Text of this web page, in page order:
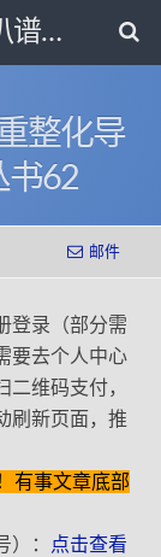
【万紫千红】音乐歌曲扒谱打带和电子书影视剧资源网
整化导
书62
邮件
登录（部分需
要去个人中心
维码支付，
刷新页面，推
有事文章底部
）： 点击查看